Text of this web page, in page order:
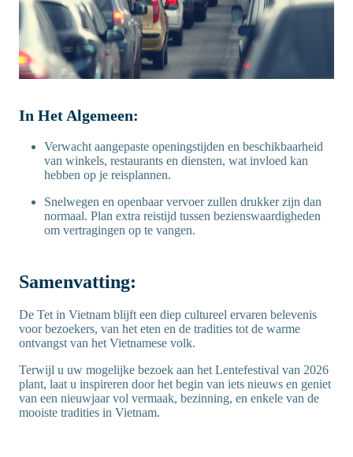
In Het Algemeen:
Verwacht aangepaste openingstijden en beschikbaarheid
van winkels, restaurants en diensten, wat invloed kan
hebben op je reisplannen.
Snelwegen en openbaar vervoer zullen drukker zijn dan
normaal. Plan extra reistijd tussen bezienswaardigheden
om vertragingen op te vangen.
Samenvatting:
De Tet in Vietnam blijft een diep cultureel ervaren belevenis
voor bezoekers, van het eten en de tradities tot de warme
ontvangst van het Vietnamese volk.
Terwijl u uw mogelijke bezoek aan het Lentefestival van 2026
plant, laat u inspireren door het begin van iets nieuws en geniet
van een nieuwjaar vol vermaak, bezinning, en enkele van de
mooiste tradities in Vietnam.